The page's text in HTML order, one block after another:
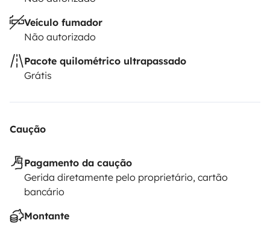
Veículo fumador
Não autorizado
Pacote quilométrico ultrapassado
Grátis
Caução
Pagamento da caução
Gerida diretamente pelo proprietário, cartão
bancário
Montante